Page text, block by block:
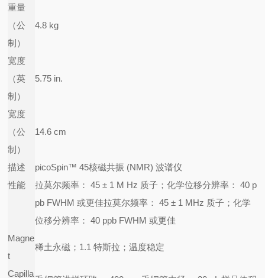
重量
（公
制）
4.8 kg
宽度
（英
制）
5.75 in.
宽度
（公
制）
14.6 cm
描述
picoSpin™ 45核磁共振 (NMR) 波谱仪
性能
拉莫尔频率： 45 ± 1 M Hz 质子；化学位移分辨率： 40 p
pb FWHM 或更佳拉莫尔频率： 45 ± 1 MHz 质子；化学
位移分辨率： 40 ppb FWHM 或更佳
Magne
t
稀土永磁；1.1 特斯拉；温度稳定
Capilla